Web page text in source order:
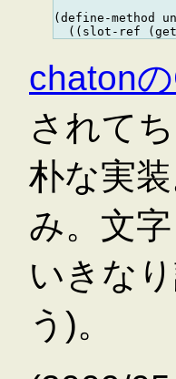
(define-method
chaton
されて
朴な実
み。文
いきな
う)。